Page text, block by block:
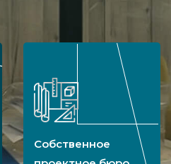
Собственное